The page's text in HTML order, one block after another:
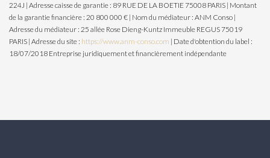
224J | Adresse caisse de garantie : 89 RUE DE LA BOETIE 75008 PARIS | Montant
de la garantie financière : 20 800 000 € | Nom du médiateur : ANM Conso |
Adresse du médiateur : 25 allée Rose Dieng-Kuntz Immeuble REGUS 75019
PARIS | Adresse du site : https://www.anm-conso.com | Date d'obtention du label :
18/07/2018 Entreprise juridiquement et financièrement indépendante